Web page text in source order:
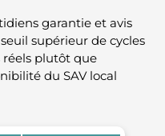
garantie et avis
supérieur de cycles
réels plutôt que
du SAV local